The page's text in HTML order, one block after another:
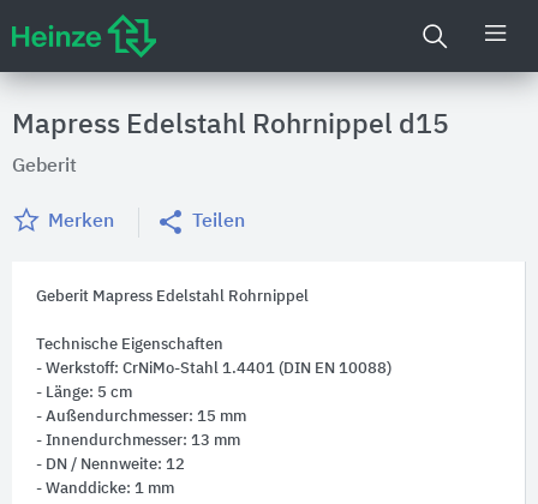
Mapress Edelstahl Rohrnippel d15
Geberit
Merken Teilen
Geberit Mapress Edelstahl Rohrnippel
Technische Eigenschaften
- Werkstoff: CrNiMo-Stahl 1.4401 (DIN EN 10088)
- Länge: 5 cm
- Außendurchmesser: 15 mm
- Innendurchmesser: 13 mm
- DN / Nennweite: 12
- Wanddicke: 1 mm